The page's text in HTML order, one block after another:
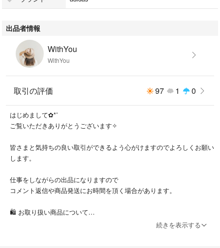
レトロでクラシックなデザインが魅力です。
カジュアルからストリートまで幅広く使えます。
上品な色合いとスエード素材の組み合わせが、
普段使いはもちろん、コーデのアクセントにもぴったり。
※箱にもともと傷や破損がありましたので
特別価格にしております。
商品は新品・未使用ですのでご安心ください。
※海外製品のため、靴本体に
※発送は、防水対策をして
配送用ビニール袋にて梱包し、発送させていただきます。
出品者情報
WithYou
WithYou
取引の評価 97 1 0
はじめまして‪✿*˚
ご覧いただきありがとうございます‪✧︎
皆さまと気持ちの良い取引ができるよう心がけますのでよろしくお願い
します。
仕事をしながらの出品になりますので
コメント返信や商品発送にお時間を頂く場合があります。
🛍 お取り扱い商品について
続きを表示する